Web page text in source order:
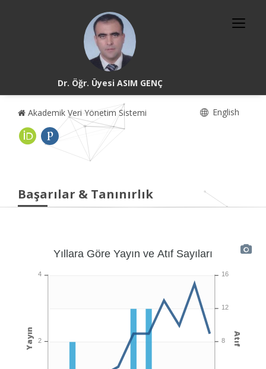
Dr. Öğr. Üyesi ASIM GENÇ
Akademik Veri Yönetim Sistemi English
Başarılar & Tanınırlık
Yıllara Göre Yayın ve Atıf Sayıları
16
12
8 Atıf
4
2
Yayın